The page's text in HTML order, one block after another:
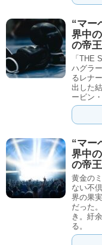
“マー
界中
の帝
「THE
ハグラ
るレナ
出した
ービン
“マー
界中
の帝
黄金の
ない不
界の果
だった
き。紆
る。